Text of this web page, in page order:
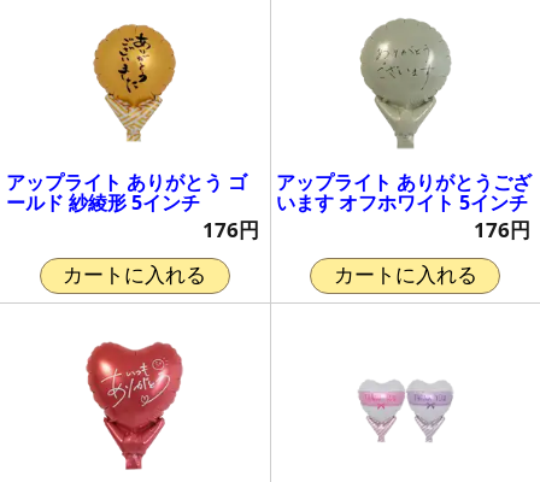
アップライト ありがとう ゴ
ールド 紗綾形 5インチ
176円
カートに入れる
アップライト ありがとうござ
います オフホワイト 5インチ
176円
カートに入れる